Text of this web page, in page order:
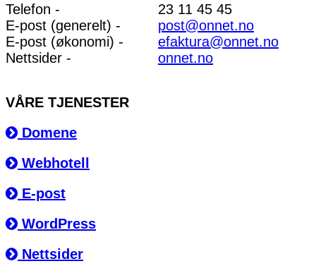
Telefon -
E-post (generelt) -
E-post (økonomi) -
Nettsider -
23 11 45 45
post@onnet.no
efaktura@onnet.no
onnet.no
VÅRE TJENESTER
Domene
Webhotell
E-post
WordPress
Nettsider